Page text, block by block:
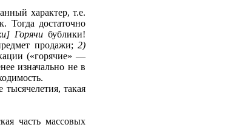
характер, т.е.
Тогда достаточно
Горячибублики!
прода­жи;2)
(«горячие» —
изначально не в
такая
часть массовых